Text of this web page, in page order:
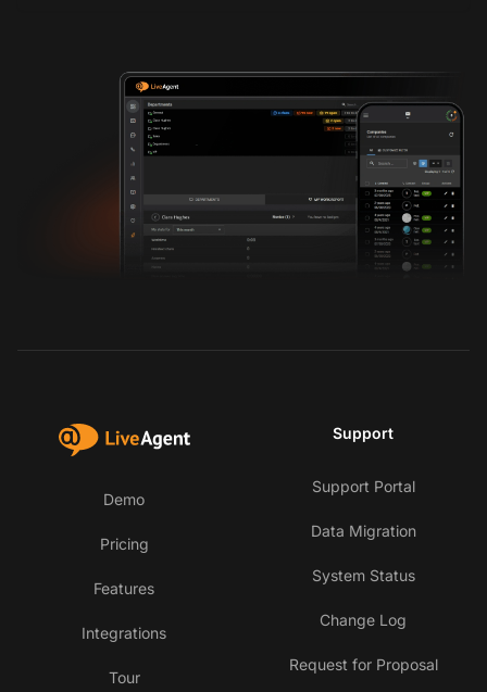
Demo
Pricing
Features
Integrations
Tour
Support
Support Portal
Data Migration
System Status
Change Log
Request for Proposal